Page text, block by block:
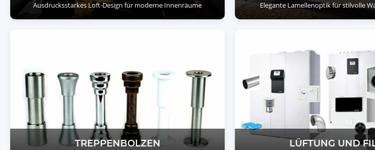
Ausdrucksstarkes Loft-Design für moderne Innenräume Elegante Lamellenoptik für stilvolle
TREPPENBOLZEN LÜFTUNG UND